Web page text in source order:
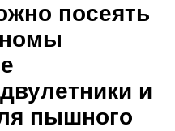
посеять
и
пышного